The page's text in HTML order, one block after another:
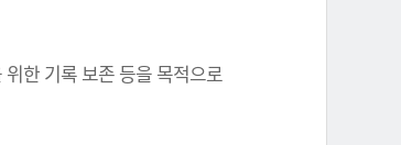
한 기록 보존 등을 목적으로